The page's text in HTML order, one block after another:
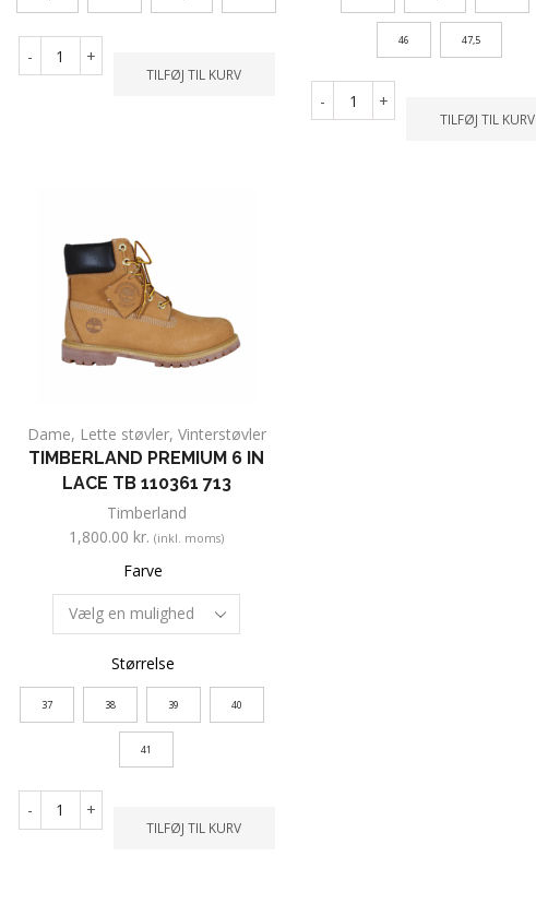
- +
TILFØJ TIL KURV
46 47,5
- +
TILFØJ TIL KURV
Dame, Lette støvler, Vinterstøvler
TIMBERLAND PREMIUM 6 IN
LACE TB 110361 713
Timberland
1,800.00 kr. (inkl. moms)
Farve
Størrelse
37 38 39 40
41
- +
TILFØJ TIL KURV